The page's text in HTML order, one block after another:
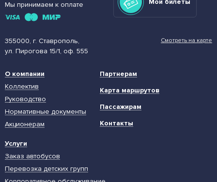
355000, г. Ставрополь,
ул. Пирогова 15/1, оф. 555
Смотреть на карте
Мы принимаем к оплате Мои билеты
О компании
Коллектив
Руководство
Нормативные документы
Акционерам
Услуги
Заказ автобусов
Перевозка детских групп
Партнерам
Карта маршрутов
Пассажирам
Контакты